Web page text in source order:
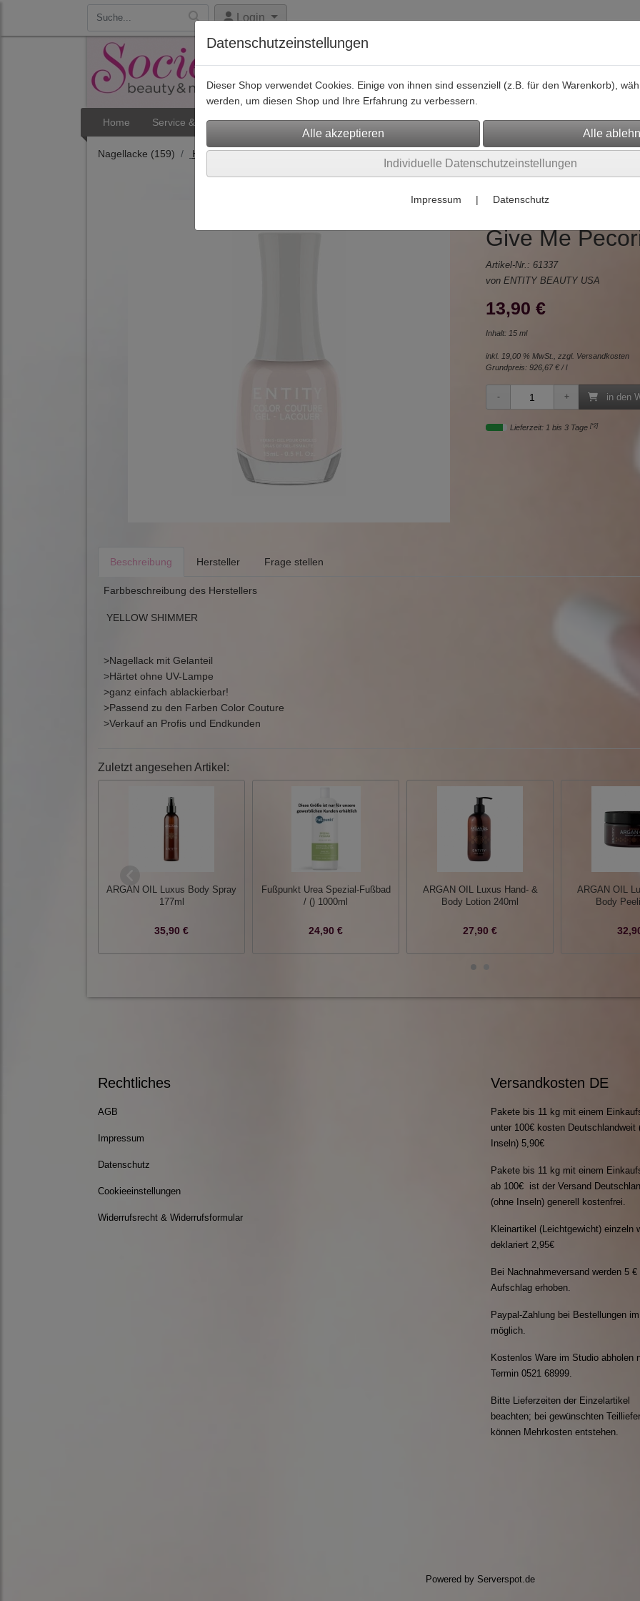
Login
Home Service & Termine Aktuelles Hier finden Sie uns Shopping Social Media
Nagellacke (159) Hybrid-Nagellacke für Profis und Endkunden(156)
Hybrid-
Give Me
Artikel-Nr.: 61337
von ENTITY BEAUTY USA
13,90 €
Inhalt: 15 ml
inkl. 19,00 % MwSt., zzgl. Versandkosten
Grundpreis: 926,67 € / l
in den
Lieferzeit: 1 bis 3 Tage [*2]
Beschreibung Hersteller Frage stellen
Farbbeschreibung des Herstellers
YELLOW SHIMMER
>Nagellack mit Gelanteil
>Härtet ohne UV-Lampe
>ganz einfach ablackierbar!
>Passend zu den Farben Color Couture
>Verkauf an Profis und Endkunden
Zuletzt angesehen Artikel:
ARGAN OIL Luxus Body Spray
177ml
35,90 €
Fußpunkt Urea Spezial-Fußbad
/ () 1000ml
24,90 €
ARGAN OIL Luxus Hand- &
Body Lotion 240ml
27,90 €
ARGAN OIL
Body
Rechtliches
AGB
Impressum
Datenschutz
Cookieeinstellungen
Widerrufsrecht & Widerrufsformular
Versandkosten DE
Pakete bis 11 kg mit einem
unter 100€ kosten Deutschlandweit
Inseln) 5,90€
Pakete bis 11 kg mit einem
ab 100€ ist der Versand
(ohne Inseln) generell kostenfrei.
Kleinartikel (Leichtgewicht) einzeln
deklariert 2,95€
Bei Nachnahmeversand werden 5 €
Aufschlag erhoben.
Paypal-Zahlung bei Bestellungen
möglich.
Kostenlos Ware im Studio abholen
Termin 0521 68999.
Bitte Lieferzeiten der Einzelartikel
beachten; bei gewünschten
können Mehrkosten entstehen.
Powered by Serverspot.de
Datenschutzeinstellungen
Dieser Shop verwendet Cookies. Einige von ihnen sind essenziell (z.B. für den Warenkorb),
werden, um diesen Shop und Ihre Erfahrung zu verbessern.
Individuelle Datenschutzeinstellungen
Impressum | Datenschutz